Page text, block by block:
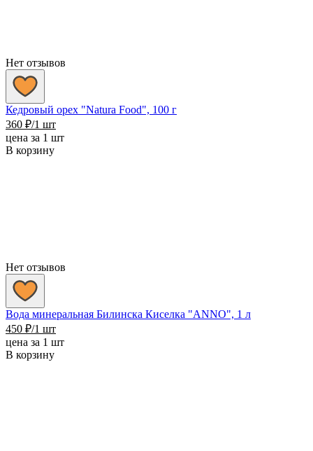
Нет отзывов
Кедровый орех "Natura Food", 100 г
360 ₽/1 шт
цена за 1 шт
В корзину
Нет отзывов
Вода минеральная Билинска Киселка "ANNO", 1 л
450 ₽/1 шт
цена за 1 шт
В корзину